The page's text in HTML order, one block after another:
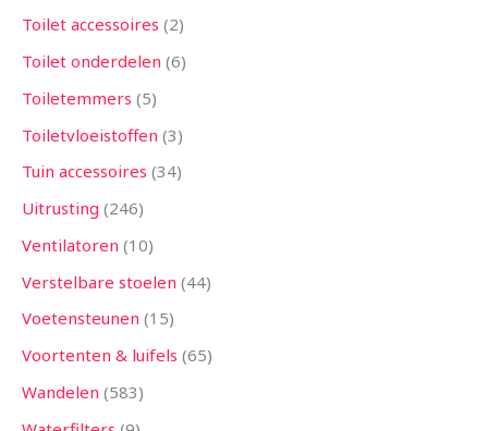
Toilet accessoires 2
Toilet onderdelen 6
Toiletemmers 5
Toiletvloeistoffen 3
Tuin accessoires 34
Uitrusting 246
Ventilatoren 10
Verstelbare stoelen 44
Voetensteunen 15
Voortenten & luifels 65
Wandelen 583